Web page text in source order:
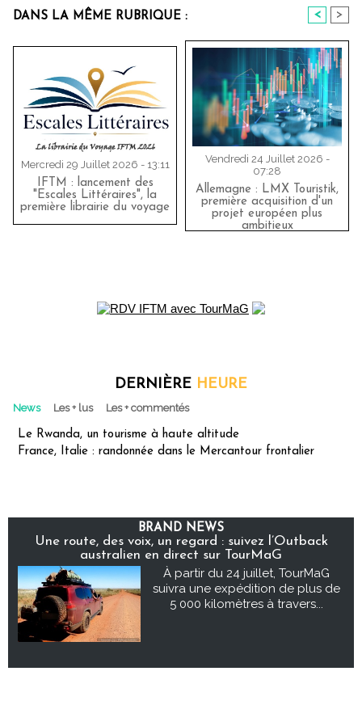
DANS LA MÊME RUBRIQUE : < >
Mercredi 29 Juillet 2026 - 13:11
IFTM : lancement des
"Escales Littéraires", la
première librairie du voyage
Vendredi 24 Juillet 2026 -
07:28
Allemagne : LMX Touristik,
première acquisition d'un
projet européen plus
ambitieux
DERNIÈRE HEURE
News Les + lus Les + commentés
Le Rwanda, un tourisme à haute altitude
France, Italie : randonnée dans le Mercantour frontalier
BRAND NEWS
Une route, des voix, un regard : suivez l’Outback
australien en direct sur TourMaG
À partir du 24 juillet, TourMaG
suivra une expédition de plus de
5 000 kilomètres à travers...